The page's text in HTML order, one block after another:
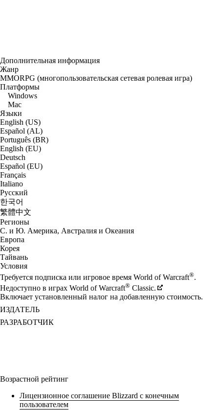
Дополнительная информация
Жанр
MMORPG (многопользовательская сетевая ролевая игра)
Платформы
Windows
Mac
Языки
English (US)
Español (AL)
Português (BR)
English (EU)
Deutsch
Español (EU)
Français
Italiano
Русский
한국어
繁體中文
Регионы
С. и Ю. Америка, Австралия и Океания
Европа
Корея
Тайвань
Условия
Требуется подписка или игровое время World of Warcraft®.
Недоступно в играх World of Warcraft® Classic.
Включает установленный налог на добавленную стоимость.
ИЗДАТЕЛЬ
РАЗРАБОТЧИК
Возрастной рейтинг
Лицензионное соглашение Blizzard с конечным
пользователем